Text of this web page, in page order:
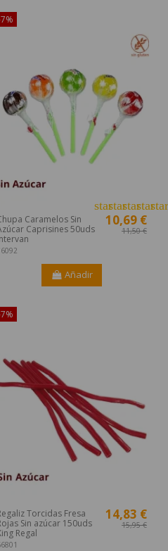
Caramelos Sin
Caprisines 50uds
10,69 €
11,50 €
starstarstarstar
Añadir
Torcidas Fresa
Sin azúcar 150uds
Regal
14,83 €
15,95 €